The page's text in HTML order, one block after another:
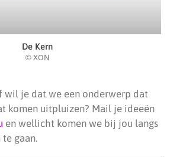
De Kern
© XON
wil je dat we een onderwerp dat
komen uitpluizen? Mail je ideeën
en wellicht komen we bij jou langs
gaan.